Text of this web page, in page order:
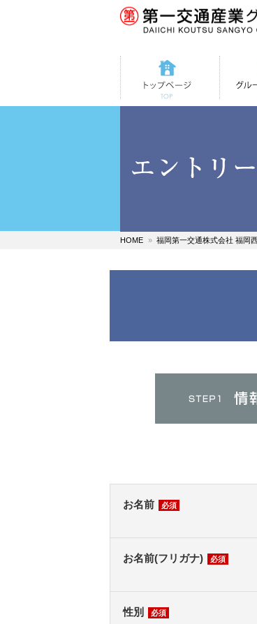
トップページ 第一
HOME 福岡第一交通株式会社 福岡
お名前 必須
お名前(フリガナ) 必須
性別 必須